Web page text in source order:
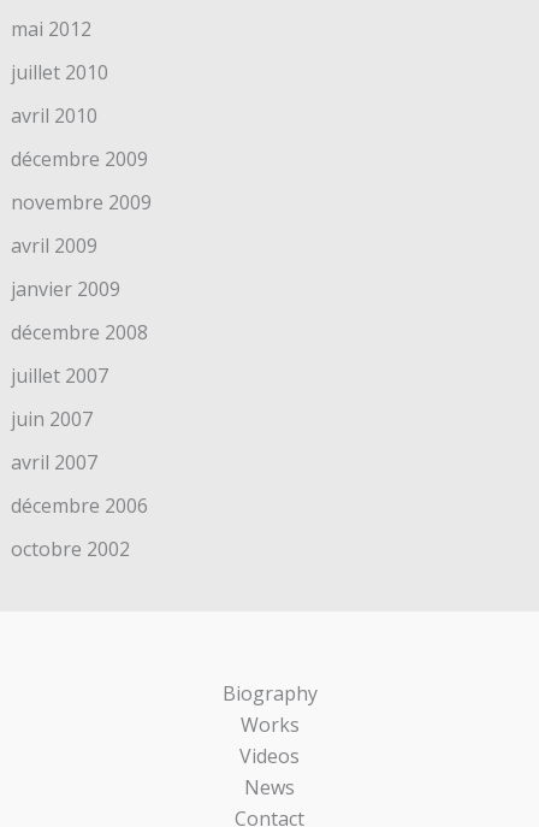
mai 2012
juillet 2010
avril 2010
décembre 2009
novembre 2009
avril 2009
janvier 2009
décembre 2008
juillet 2007
juin 2007
avril 2007
décembre 2006
octobre 2002
Biography
Works
Videos
News
Contact